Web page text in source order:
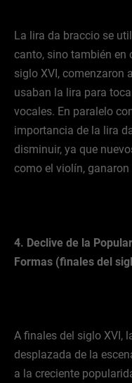
La lira da braccio se
canto, sino también en
siglo XVI, comenzaron
usaban la lira para
vocales. En paralelo
importancia de la lira
disminuir, ya que
como el violín,
4. Declive de la
Formas (finales del
A finales del siglo XVI,
desplazada de la
a la creciente